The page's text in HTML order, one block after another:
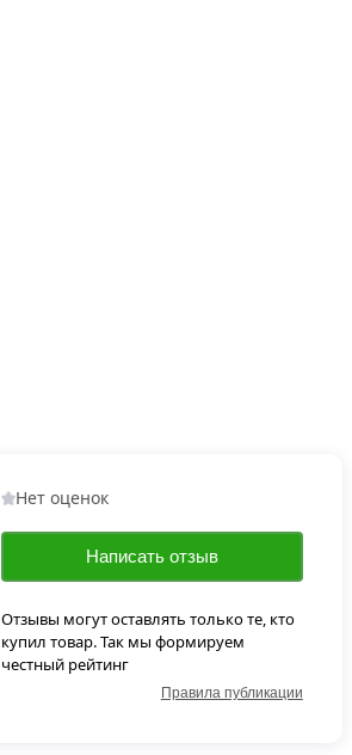
Нет оценок
Написать отзыв
Отзывы могут оставлять только те, кто
купил товар. Так мы формируем
честный рейтинг
Правила публикации